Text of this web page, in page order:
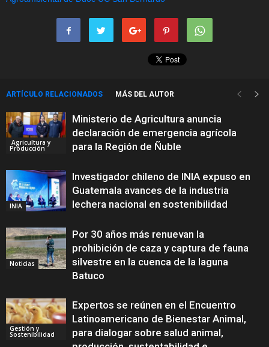
ARTÍCULO RELACIONADOS MÁS DEL AUTOR
Agricultura y
Producción
Ministerio de Agricultura anuncia
declaración de emergencia agrícola
para la Región de Ñuble
INIA
Investigador chileno de INIA expuso en
Guatemala avances de la industria
lechera nacional en sostenibilidad
Noticias
Por 30 años más renuevan la
prohibición de caza y captura de fauna
silvestre en la cuenca de la laguna
Batuco
Gestión y
Sostenibilidad
Expertos se reúnen en el Encuentro
Latinoamericano de Bienestar Animal,
para dialogar sobre salud animal,